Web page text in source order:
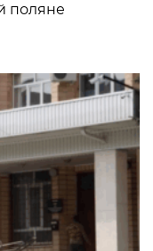
поляне